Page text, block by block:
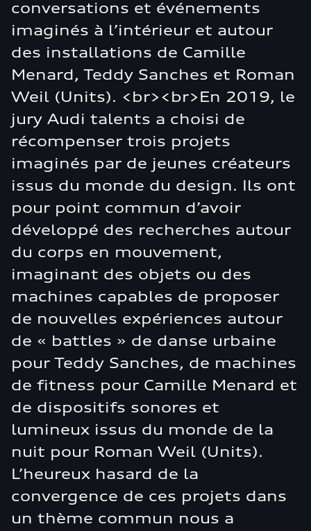
conversations et événements
imaginés à l’intérieur et autour
des installations de Camille
Menard, Teddy Sanches et Roman
Weil (Units). <br><br>En 2019, le
jury Audi talents a choisi de
récompenser trois projets
imaginés par de jeunes créateurs
issus du monde du design. Ils ont
pour point commun d’avoir
développé des recherches autour
du corps en mouvement,
imaginant des objets ou des
machines capables de proposer
de nouvelles expériences autour
de « battles » de danse urbaine
pour Teddy Sanches, de machines
de fitness pour Camille Menard et
de dispositifs sonores et
lumineux issus du monde de la
nuit pour Roman Weil (Units).
L’heureux hasard de la
convergence de ces projets dans
un thème commun nous a